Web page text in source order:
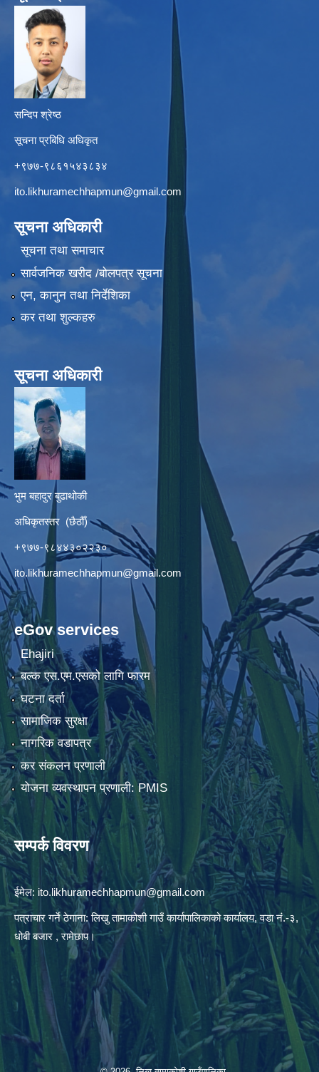
सन्दिप श्रेष्ठ
सूचना प्रबिधि अधिकृत
+९७७-९८६१५४३८३४
ito.likhuramechhapmun@gmail.com
सूचना अधिकारी
सूचना तथा समाचार
सार्वजनिक खरीद /बोलपत्र सूचना
एन, कानुन तथा निर्देशिका
कर तथा शुल्कहरु
सूचना अधिकारी
भुम बहादुर बुढाथोकी
अधिकृतस्तर (छैठौँ)
+९७७-९८४४३०२२३०
ito.likhuramechhapmun@gmail.com
eGov services
Ehajiri
बल्क एस.एम.एसको लागि फारम
घटना दर्ता
सामाजिक सुरक्षा
नागरिक वडापत्र
कर संकलन प्रणाली
योजना व्यवस्थापन प्रणाली: PMIS
सम्पर्क विवरण
ईमेल: ito.likhuramechhapmun@gmail.com
पत्राचार गर्ने ठेगाना: लिखु तामाकोशी गाउँ कार्यापालिकाको कार्यालय, वडा नं.-३,
धोबी बजार , रामेछाप।